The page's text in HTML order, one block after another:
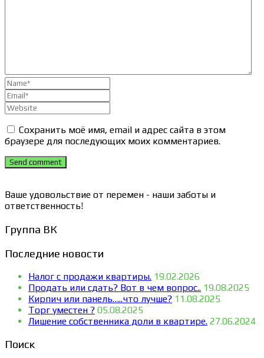
Сохранить моё имя, email и адрес сайта в этом
браузере для последующих моих комментариев.
Send comment
Ваше удовольствие от перемен - наши заботы и
ответственность!
Группа ВК
Последние новости
Налог с продажи квартиры. 19.02.2026
Продать или сдать? Вот в чем вопрос.. 19.08.2025
Кирпич или панель…..что лучше? 11.08.2025
Торг уместен ? 05.08.2025
Лишение собственника доли в квартире. 27.06.2024
Поиск